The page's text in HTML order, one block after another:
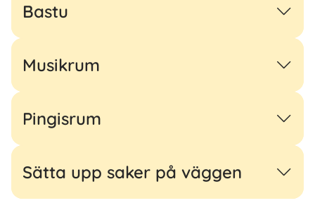
Bastu
Musikrum
Pingisrum
Sätta upp saker på väggen